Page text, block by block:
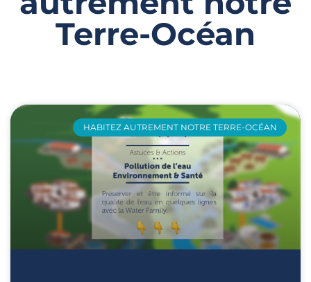
Terre-Océan
HABITEZ AUTREMENT NOTRE TERRE-OCÉAN